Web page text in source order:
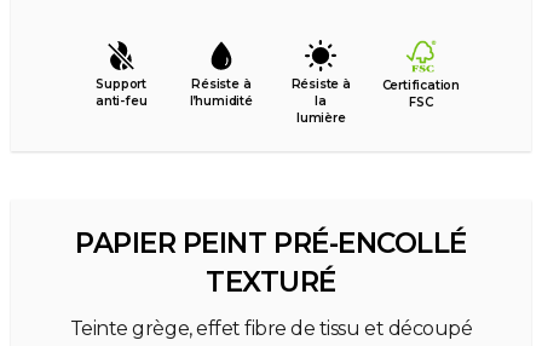
Support
anti-feu
Résiste à
l’humidité
Résiste à
la
lumière
Certification
FSC
PAPIER PEINT PRÉ-ENCOLLÉ
TEXTURÉ
Teinte grège, effet fibre de tissu et découpé